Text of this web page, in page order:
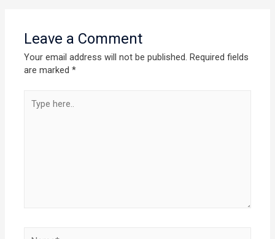
Leave a Comment
Your email address will not be published. Required fields
are marked*
here..